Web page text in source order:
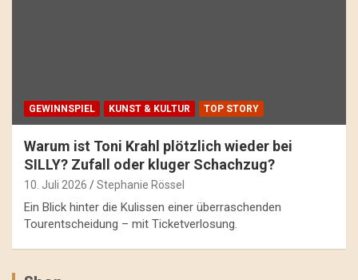
GEWINNSPIEL KUNST & KULTUR TOP STORY
Warum ist Toni Krahl plötzlich wieder bei
SILLY? Zufall oder kluger Schachzug?
10. Juli 2026 Stephanie Rössel
Ein Blick hinter die Kulissen einer überraschenden
Tourentscheidung – mit Ticketverlosung.